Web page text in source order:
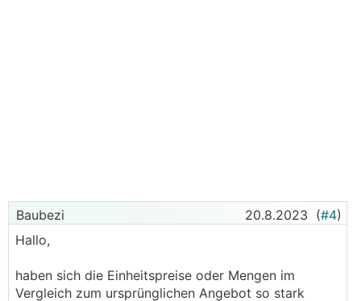
Baubezi 20.8.2023 (#4)
Hallo,
haben sich die Einheitspreise oder Mengen im
Vergleich zum ursprünglichen Angebot so stark